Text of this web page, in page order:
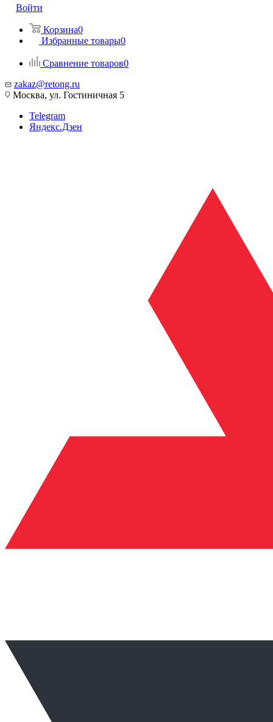
Войти
Корзина0
Избранные товары0
Сравнение товаров0
zakaz@retong.ru
Москва, ул. Гостиничная 5
Telegram
Яндекс.Дзен